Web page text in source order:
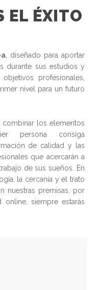
EL ÉXITO
, diseñado para aportar
durante sus estudios y
profesionales,
nivel para un futuro
combinar los elementos
persona consiga
de calidad y las
que acercarán a
de sus sueños. En
la cercanía y el trato
nuestras premisas, por
siempre estarás